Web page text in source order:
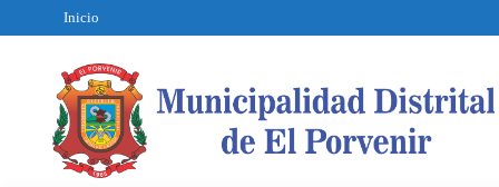
Inicio